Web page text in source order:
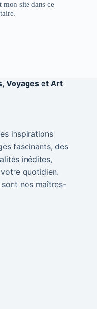
mon site dans ce
Voyages et Art
inspirations
fascinants, des
inédites,
quotidien.
nos maîtres-